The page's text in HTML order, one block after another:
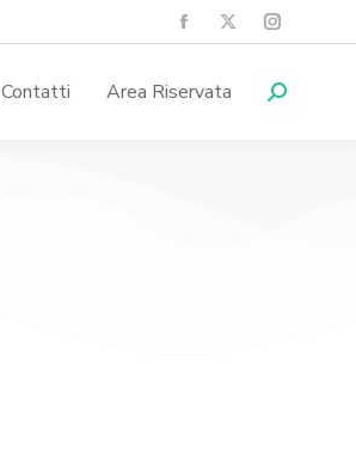
Contatti Area Riservata